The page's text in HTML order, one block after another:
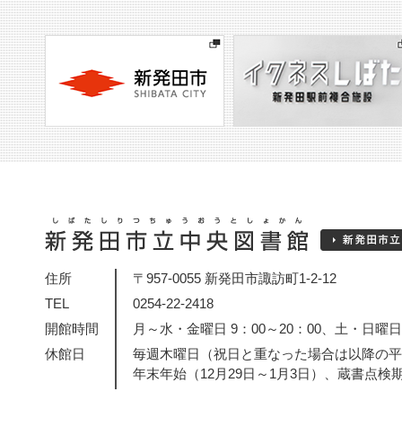
住所
〒957-0055 新発田市諏訪町1-2-12
TEL
0254-22-2418
開館時間
月～水・金曜日 9：00～20：00、土・日曜
休館日
毎週木曜日（祝日と重なった場合は以降の
年末年始（12月29日～1月3日）、蔵書点検